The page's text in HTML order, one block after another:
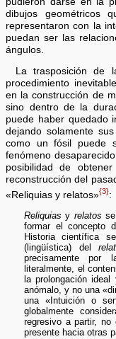
dibujos geométricos
representaron con la
puedan ser las
ángulos.
La trasposición de
procedimiento
en la construcción de
sino dentro de la
puede haber quedado
dejando solamente
como un fósil puede
fenómeno
posibilidad de
reconstrucción del
«Reliquias y relatos»{3}:
Reliquias y relatos
formar el concepto
Historia científica
(lingüística) del
precisamente
literalmente, el
la prolongación
anómalo, y no una
una «Intuición o
globalmente
regresivo a partir,
presente hacia otras